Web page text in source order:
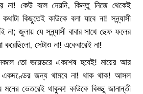
না! কেউ বলে দেয়নি, কিন্তু নিজে থেকেই
কিছুতেই কাউকে বলা যাবে না! সন্ন্যাসী
না; জুলায় যে সন্ন্যাসী বাবার সাথে ছেফ ফলের
করেছিলো, সেটাও না! একেবারেই না!
তো ভয়েডরে একশেষ হবেই! মায়ের আর
একদণ্ডের জন্য থামবে না! থাক থাক! আসল
মনের ভেতরেই থাকুক! কাউকে কিচ্ছু জানান্তী